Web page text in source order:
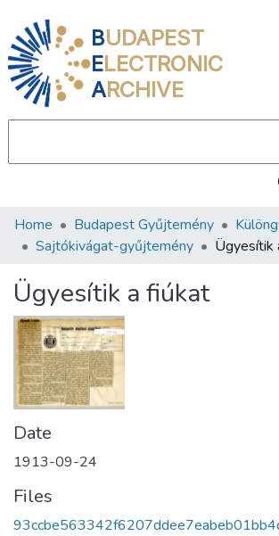
BUDAPEST
ELECTRONIC
ARCHIVE
Communities & Collections
Statistics
About us
Home Budapest Gyűjtemény
Sajtókivágat-gyűjtemény
Ügyesítik
Ügyesítik a fiúkat
Date
1913-09-24
Files